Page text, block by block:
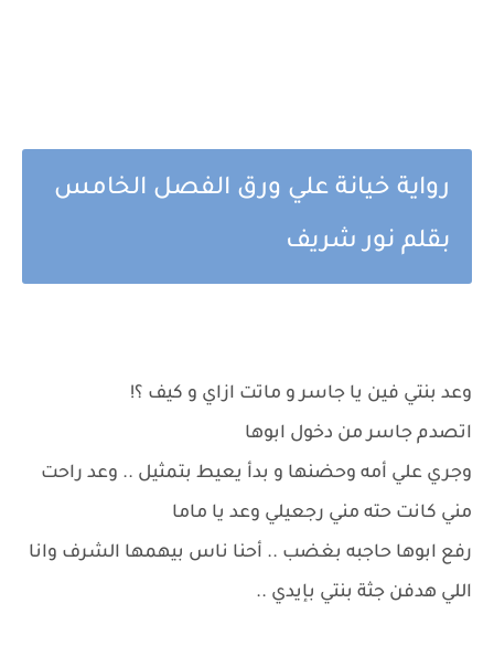
رواية خيانة علي ورق الفصل الخامس
بقلم نور شريف
وعد بنتي فين يا جاسر و ماتت ازاي و كيف ؟!
اتصدم جاسر من دخول ابوها
وجري علي أمه وحضنها و بدأ يعيط بتمثيل .. وعد راحت
مني كانت حته مني رجعيلي وعد يا ماما
رفع ابوها حاجبه بغضب .. أحنا ناس بيهمها الشرف وانا
اللي هدفن جثة بنتي بإيدي ..